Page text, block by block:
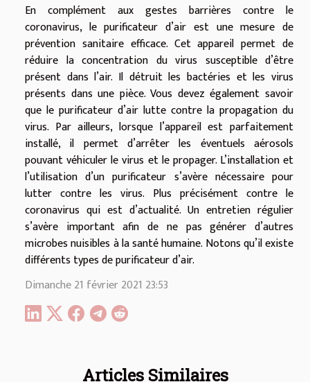
Articles Similaires
En complément aux gestes barrières contre le
coronavirus, le purificateur d’air est une mesure de
prévention sanitaire efficace. Cet appareil permet de
réduire la concentration du virus susceptible d’être
présent dans l’air. Il détruit les bactéries et les virus
présents dans une pièce. Vous devez également savoir
que le purificateur d’air lutte contre la propagation du
virus. Par ailleurs, lorsque l’appareil est parfaitement
installé, il permet d’arrêter les éventuels aérosols
pouvant véhiculer le virus et le propager. L’installation et
l’utilisation d’un purificateur s’avère nécessaire pour
lutter contre les virus. Plus précisément contre le
coronavirus qui est d’actualité. Un entretien régulier
s’avère important afin de ne pas générer d’autres
microbes nuisibles à la santé humaine. Notons qu’il existe
différents types de purificateur d’air.
Dimanche 21 février 2021 23:53